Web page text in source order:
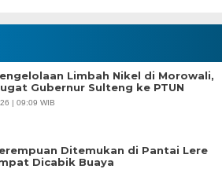
Limbah Nikel di Morowali,
Gubernur Sulteng ke PTUN
| 09:09 WIB
Ditemukan di Pantai Lere
Dicabik Buaya